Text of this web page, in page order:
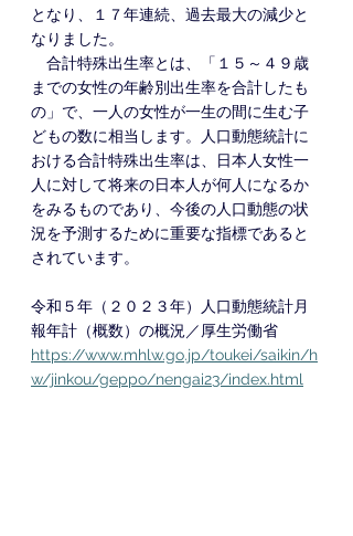
となり、１７年連続、過去最大の減少と
なりました。
合計特殊出生率とは、「１５～４９歳
までの女性の年齢別出生率を合計したも
の」で、一人の女性が一生の間に生む子
どもの数に相当します。人口動態統計に
おける合計特殊出生率は、日本人女性一
人に対して将来の日本人が何人になるか
をみるものであり、今後の人口動態の状
況を予測するために重要な指標であると
されています。
令和５年（２０２３年）人口動態統計月
報年計（概数）の概況／厚生労働省
https://www.mhlw.go.jp/toukei/saikin/h
w/jinkou/geppo/nengai23/index.html